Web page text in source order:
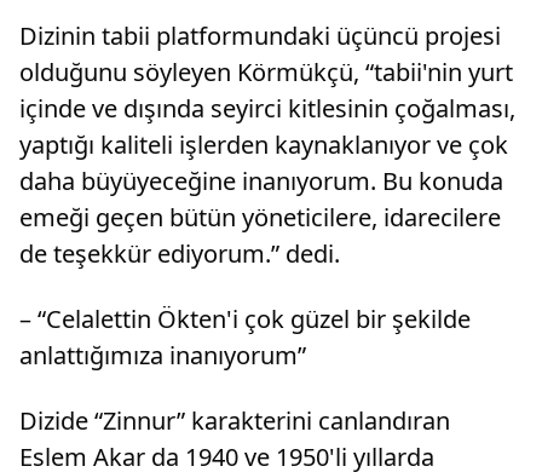
Dizinin tabii platformundaki üçüncü projesi
olduğunu söyleyen Körmükçü, “tabii'nin yurt
içinde ve dışında seyirci kitlesinin çoğalması,
yaptığı kaliteli işlerden kaynaklanıyor ve çok
daha büyüyeceğine inanıyorum. Bu konuda
emeği geçen bütün yöneticilere, idarecilere
de teşekkür ediyorum.” dedi.
– “Celalettin Ökten'i çok güzel bir şekilde
anlattığımıza inanıyorum”
Dizide “Zinnur” karakterini canlandıran
Eslem Akar da 1940 ve 1950'li yıllarda